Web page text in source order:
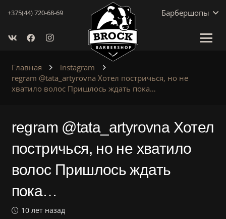
+375(44) 720-68-69 Барбершопы
Главная
instagram
regram @tata_artyrovna Хотел постричься, но не
хватило волос Пришлось ждать пока…
regram @tata_artyrovna Хотел
постричься, но не хватило
волос Пришлось ждать
пока…
10 лет назад